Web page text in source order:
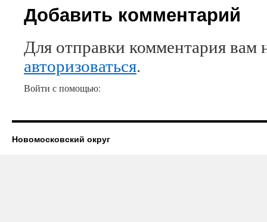
Добавить комментарий
Для отправки комментария вам
авторизоваться.
Войти с помощью:
Новомосковский округ